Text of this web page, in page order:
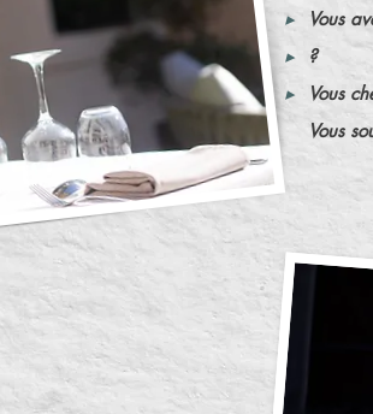
▸
▸
▸
Vous
?
Vous
Vous